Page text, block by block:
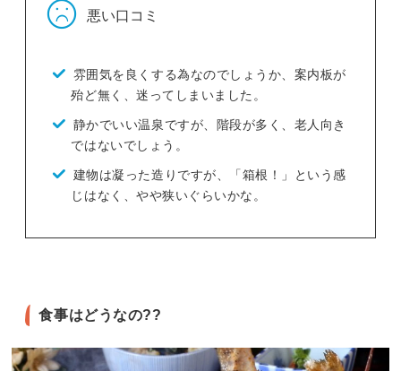
悪い口コミ
雰囲気を良くする為なのでしょうか、案内板が
殆ど無く、迷ってしまいました。
静かでいい温泉ですが、階段が多く、老人向き
ではないでしょう。
建物は凝った造りですが、「箱根！」という感
じはなく、やや狭いぐらいかな。
食事はどうなの??